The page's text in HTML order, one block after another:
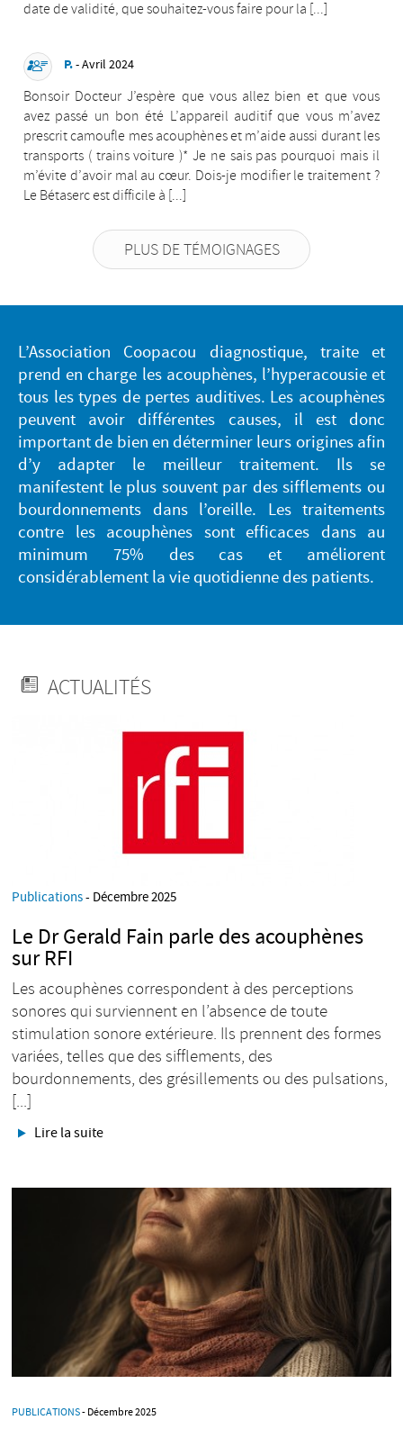
date de validité, que souhaitez-vous faire pour la [...]
P.- Avril 2024
Bonsoir Docteur J’espère que vous allez bien et que vous
avez passé un bon été L’appareil auditif que vous m’avez
prescrit camoufle mes acouphènes et m’aide aussi durant les
transports ( trains voiture )* Je ne sais pas pourquoi mais il
m’évite d’avoir mal au cœur. Dois-je modifier le traitement ?
Le Bétaserc est difficile à [...]
PLUS DE TÉMOIGNAGES
L’Association Coopacou diagnostique, traite et
prend en charge les acouphènes, l’hyperacousie et
tous les types de pertes auditives. Les acouphènes
peuvent avoir différentes causes, il est donc
important de bien en déterminer leurs origines afin
d’y adapter le meilleur traitement. Ils se
manifestent le plus souvent par des sifflements ou
bourdonnements dans l’oreille. Les traitements
contre les acouphènes sont efficaces dans au
minimum 75% des cas et améliorent
considérablement la vie quotidienne des patients.
ACTUALITÉS
Publications- Décembre 2025
Le Dr Gerald Fain parle des acouphènes
sur RFI
Les acouphènes correspondent à des perceptions
sonores qui surviennent en l’absence de toute
stimulation sonore extérieure. Ils prennent des formes
variées, telles que des sifflements, des
bourdonnements, des grésillements ou des pulsations,
[...]
Lire la suite
PUBLICATIONS- Décembre 2025